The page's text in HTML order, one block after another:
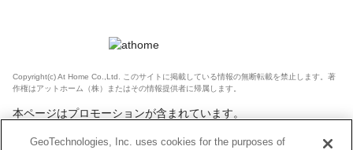
Copyright(c) At Home Co.,Ltd. このサイトに掲載している情報の無断転載を禁止します。著
作権はアットホーム（株）またはその情報提供者に帰属します。
本ページはプロモーションが含まれています。
GeoTechnologies, Inc. uses cookies for the purposes of